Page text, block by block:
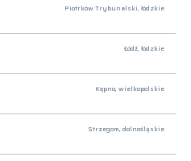
Piotrków Trybunalski, łódzkie
Łódź, łódzkie
Kępno, wielkopolskie
Strzegom, dolnośląskie